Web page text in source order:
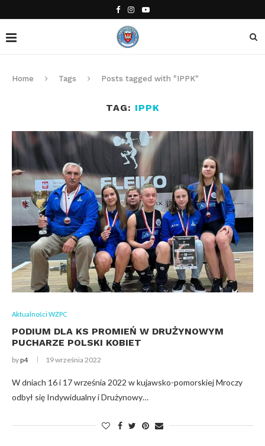
Home Tags Posts tagged with "IPPK"
TAG: IPPK
Aktualności WZPC
PODIUM DLA KS PROMIEŃ W DRUŻYNOWYM
PUCHARZE POLSKI KOBIET
byp4 19 września 2022
W dniach 16 i 17 września 2022 w kujawsko-pomorskiej Mroczy
odbył się Indywidualny i Drużynowy…